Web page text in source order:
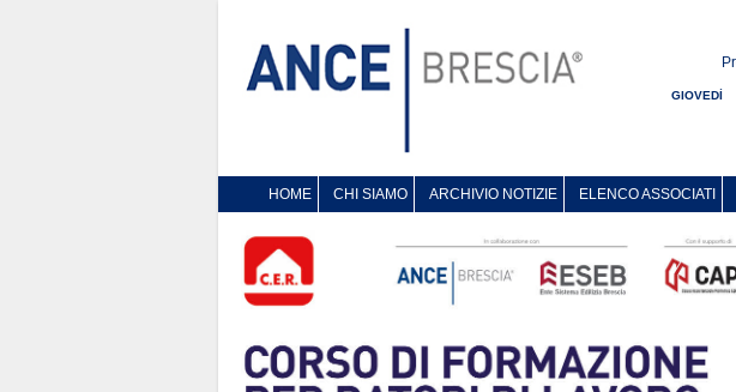
HOME CHI SIAMO ARCHIVIO NOTIZIE ELENCO ASSOCIATI